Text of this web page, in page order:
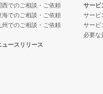
区の飲食店の居抜き売却物件
飲食店の居抜き売却物件の案
ラオケ・パブ・スナックの居
ーの居抜き売却物件の案件一
西でのご相談・ご依頼
海でのご相談・ご依頼
州でのご相談・ご依頼
ュースリリース
サービ
サービ
サービ
必要な